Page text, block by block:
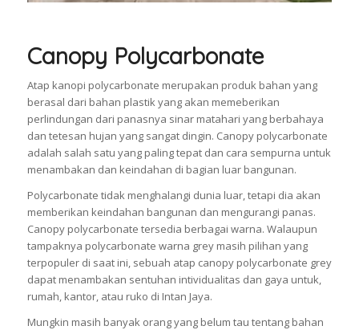
Canopy Polycarbonate
Atap kanopi polycarbonate merupakan produk bahan yang
berasal dari bahan plastik yang akan memeberikan
perlindungan dari panasnya sinar matahari yang berbahaya
dan tetesan hujan yang sangat dingin. Canopy polycarbonate
adalah salah satu yang paling tepat dan cara sempurna untuk
menambakan dan keindahan di bagian luar bangunan.
Polycarbonate tidak menghalangi dunia luar, tetapi dia akan
memberikan keindahan bangunan dan mengurangi panas.
Canopy polycarbonate tersedia berbagai warna. Walaupun
tampaknya polycarbonate warna grey masih pilihan yang
terpopuler di saat ini, sebuah atap canopy polycarbonate grey
dapat menambakan sentuhan intividualitas dan gaya untuk,
rumah, kantor, atau ruko di Intan Jaya.
Mungkin masih banyak orang yang belum tau tentang bahan